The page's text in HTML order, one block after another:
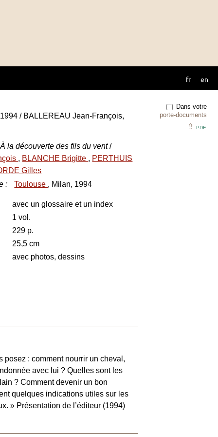
fr en
Dans votre
porte-documents
⇪ PDF
/ BALLEREAU Jean-François,
la découverte des fils du vent/
, BLANCHE Brigitte , PERTHUIS
Gilles
: Toulouse , Milan, 1994
avec un glossaire et un index
1 vol.
229 p.
25,5 cm
avec photos, dessins
posez : comment nourrir un cheval,
avec lui ? Quelles sont les
? Comment devenir un bon
quelques indications utiles sur les
» Présentation de l’éditeur (1994)